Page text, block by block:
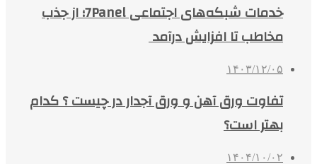
خدمات شبکه‌های اجتماعی 7Panel؛ از جذب
مخاطب تا افزایش درآمد
۱۴۰۳/۱۲/۰۵
تفاوت ورق آهن و ورق آجدار در چیست ؟ کدام
بهتر است؟
۱۴۰۴/۱۰/۰۲